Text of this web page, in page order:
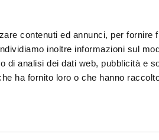
contenuti ed annunci, per fornire
inoltre informazioni sul
di analisi dei dati web, pubblicità e
ha fornito loro o che hanno
Versand Und Lieferung
Preise Und Zahlungen
Kontakt